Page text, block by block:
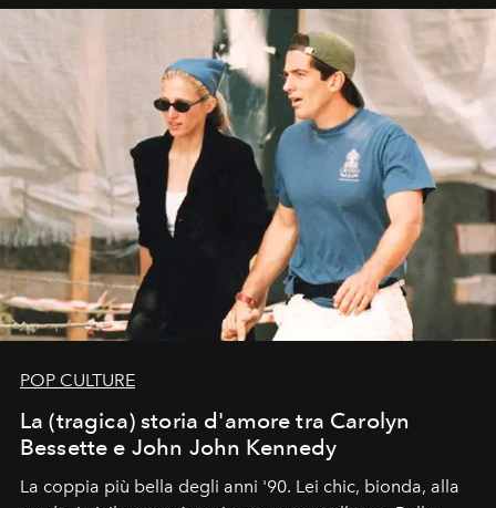
di esprimere identità, visione e desiderio.
POP CULTURE
La (tragica) storia d'amore tra Carolyn
Bessette e John John Kennedy
La coppia più bella degli anni '90. Lei chic, bionda, alla